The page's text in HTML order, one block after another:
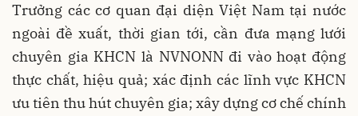
Trưởng các cơ quan đại diện Việt Nam tại nước
ngoài đề xuất, thời gian tới, cần đưa mạng lưới
chuyên gia KHCN là NVNONN đi vào hoạt động
thực chất, hiệu quả; xác định các lĩnh vực KHCN
ưu tiên thu hút chuyên gia; xây dựng cơ chế chính